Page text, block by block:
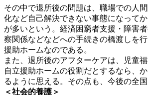
会への変革をめざして
https://yokohama.localgood.jp/news/32784/
関連
カテゴリー:ローカルグッドニュース
検索
検索